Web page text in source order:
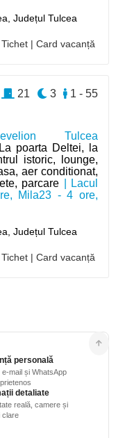
Județul Tulcea
| Card vacanță
Tulcea
La poarta Deltei, la
istoric, lounge,
aer conditionat,
parcare | Lacul
Mila23 - 4 ore,
Județul Tulcea
| Card vacanță
1 - 55
3
21
personală
e-mail și WhatsApp
detaliate
reală, camere și
clare